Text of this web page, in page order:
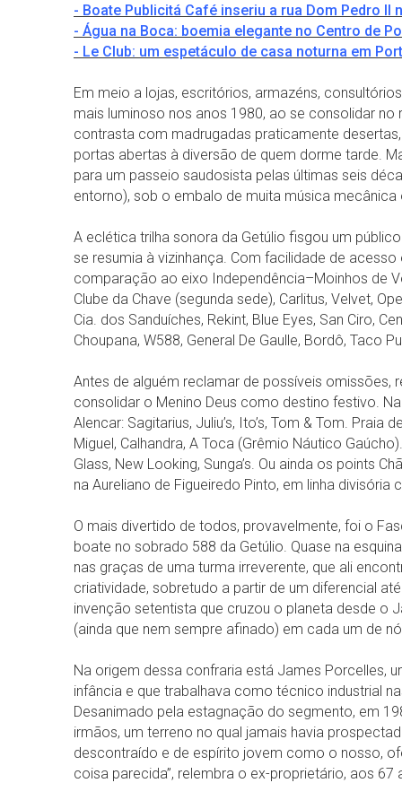
- Boate Publicitá Café inseriu a rua Dom Pedro II
- Água na Boca: boemia elegante no Centro de
- Le Club: um espetáculo de casa noturna em
Em meio a lojas, escritórios, armazéns,
mais luminoso nos anos 1980, ao se consolidar
contrasta com madrugadas praticamente
portas abertas à diversão de quem dorme tarde.
para um passeio saudosista pelas últimas seis
entorno), sob o embalo de muita música mecânica
A eclética trilha sonora da Getúlio fisgou um
se resumia à vizinhança. Com facilidade de
comparação ao eixo Independência–Moinhos de
Clube da Chave (segunda sede), Carlitus, Velvet,
Cia. dos Sanduíches, Rekint, Blue Eyes, San Ciro,
Choupana, W588, General De Gaulle, Bordô, Taco
Antes de alguém reclamar de possíveis omissões,
consolidar o Menino Deus como destino festivo.
Alencar: Sagitarius, Juliu’s, Ito’s, Tom & Tom.
Miguel, Calhandra, A Toca (Grêmio Náutico
Glass, New Looking, Sunga’s. Ou ainda os points
na Aureliano de Figueiredo Pinto, em linha divisória
O mais divertido de todos, provavelmente, foi o
boate no sobrado 588 da Getúlio. Quase na
nas graças de uma turma irreverente, que ali
criatividade, sobretudo a partir de um diferencial
invenção setentista que cruzou o planeta desde
(ainda que nem sempre afinado) em cada um de
Na origem dessa confraria está James Porcelles,
infância e que trabalhava como técnico industrial
Desanimado pela estagnação do segmento, em
irmãos, um terreno no qual jamais havia
descontraído e de espírito jovem como o nosso,
coisa parecida”, relembra o ex-proprietário, aos 67